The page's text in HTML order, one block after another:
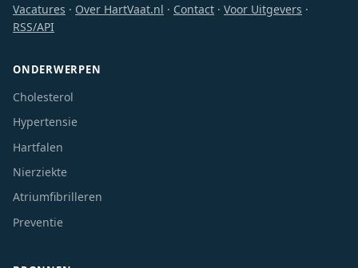
Vacatures · Over HartVaat.nl · Contact · Voor Uitgevers ·
RSS/API
ONDERWERPEN
Cholesterol
Hypertensie
Hartfalen
Nierziekte
Atriumfibrilleren
Preventie